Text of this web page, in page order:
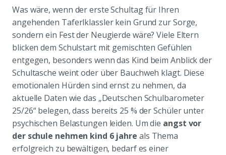
Was wäre, wenn der erste Schultag für Ihren
angehenden Taferlklassler kein Grund zur Sorge,
sondern ein Fest der Neugierde wäre? Viele Eltern
blicken dem Schulstart mit gemischten Gefühlen
entgegen, besonders wenn das Kind beim Anblick der
Schultasche weint oder über Bauchweh klagt. Diese
emotionalen Hürden sind ernst zu nehmen, da
aktuelle Daten wie das „Deutschen Schulbarometer
25/26“ belegen, dass bereits 25 % der Schüler unter
psychischen Belastungen leiden. Um die angst vor
der schule nehmen kind 6 jahre als Thema
erfolgreich zu bewältigen, bedarf es einer